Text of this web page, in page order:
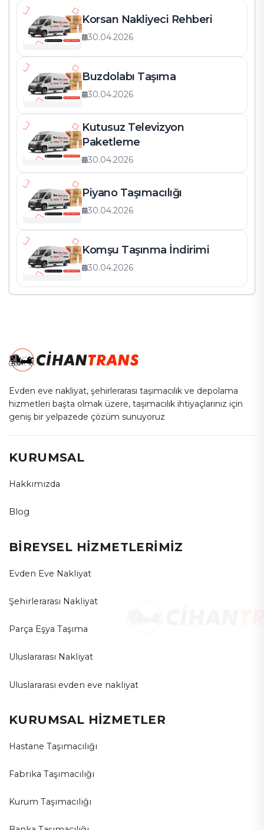
Korsan Nakliyeci Rehberi
30.04.2026
Buzdolabı Taşıma
30.04.2026
Kutusuz Televizyon
Paketleme
30.04.2026
Piyano Taşımacılığı
30.04.2026
Komşu Taşınma İndirimi
30.04.2026
Evden eve nakliyat, şehirlerarası taşımacılık ve depolama
hizmetleri başta olmak üzere, taşımacılık ihtiyaçlarınız için
geniş bir yelpazede çözüm sunuyoruz
KURUMSAL
Hakkımızda
Blog
BİREYSEL HİZMETLERİMİZ
Evden Eve Nakliyat
Şehirlerarası Nakliyat
Parça Eşya Taşıma
Uluslararası Nakliyat
Uluslararası evden eve nakliyat
KURUMSAL HİZMETLER
Hastane Taşımacılığı
Fabrika Taşımacılığı
Kurum Taşımacılığı